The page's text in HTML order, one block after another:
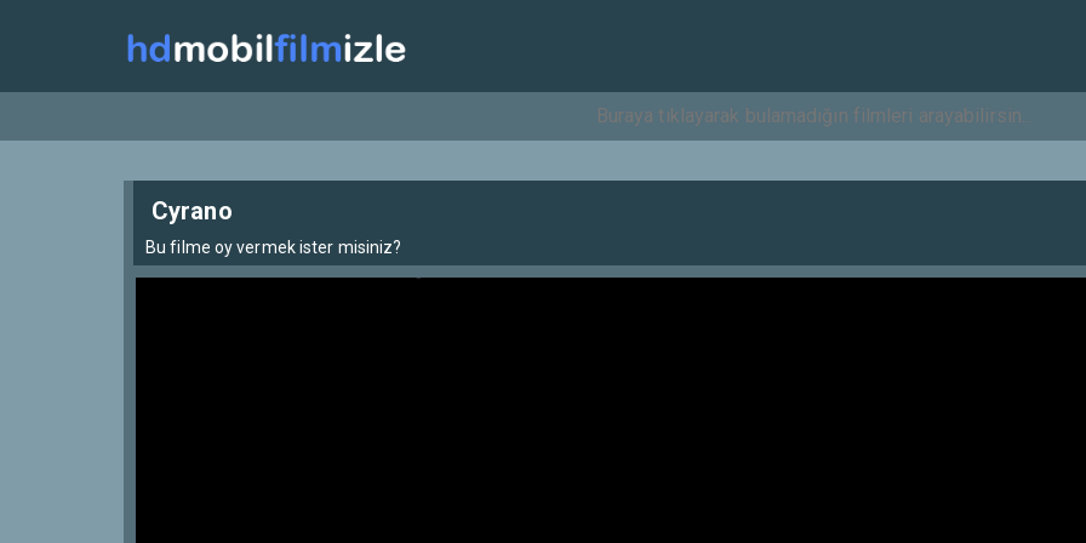
Cyrano
Bu filme oy vermek ister misiniz?